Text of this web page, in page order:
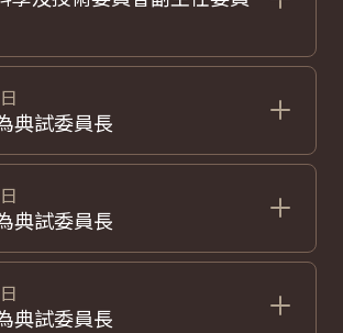
典試委員長
典試委員長
典試委員長